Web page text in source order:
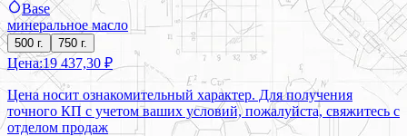
Base
минеральное масло
500 г. 750 г.
Цена:19 437,30 ₽
Цена носит ознакомительный характер. Для получения
точного КП с учетом ваших условий, пожалуйста, свяжитесь с
отделом продаж